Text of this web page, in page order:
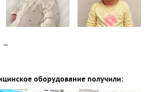
оборудование получили: